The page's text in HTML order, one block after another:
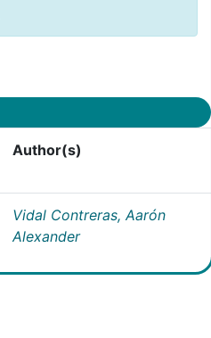
Author(s)
Vidal Contreras, Aarón
Alexander